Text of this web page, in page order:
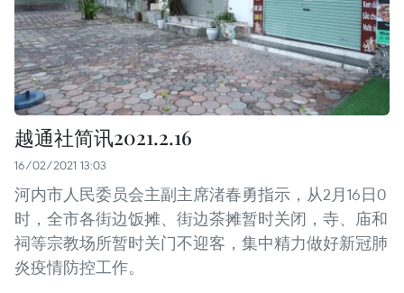
越通社简讯2021.2.16
16/02/2021 13:03
河内市人民委员会主副主席渚春勇指示，从2月16日0
时，全市各街边饭摊、街边茶摊暂时关闭，寺、庙和
祠等宗教场所暂时关门不迎客，集中精力做好新冠肺
炎疫情防控工作。